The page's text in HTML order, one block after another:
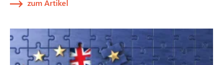
zum Artikel